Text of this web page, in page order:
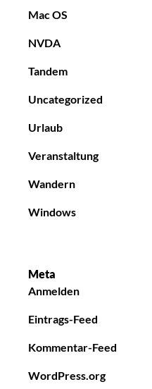
Mac OS
NVDA
Tandem
Uncategorized
Urlaub
Veranstaltung
Wandern
Windows
Meta
Anmelden
Eintrags-Feed
Kommentar-Feed
WordPress.org